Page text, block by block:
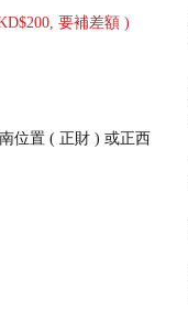
要補差額 )
位置 ( 正財 ) 或正西